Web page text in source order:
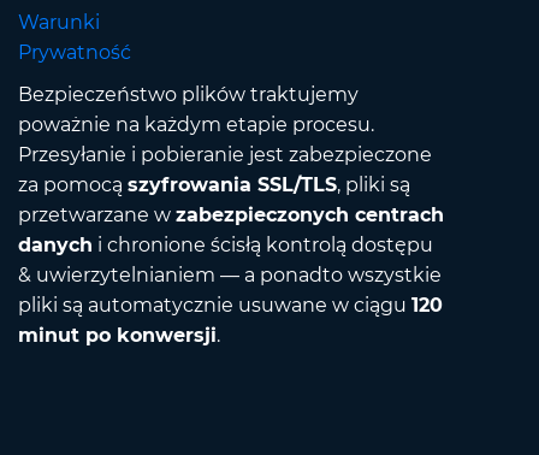
Warunki
Prywatność
Bezpieczeństwo plików traktujemy
poważnie na każdym etapie procesu.
Przesyłanie i pobieranie jest zabezpieczone
za pomocą szyfrowania SSL/TLS, pliki są
przetwarzane w zabezpieczonych centrach
danych i chronione ścisłą kontrolą dostępu
& uwierzytelnianiem — a ponadto wszystkie
pliki są automatycznie usuwane w ciągu 120
minut po konwersji.